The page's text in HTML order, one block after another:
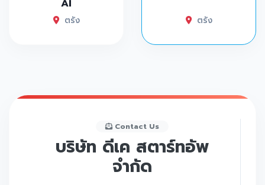
AI
ตรัง ตรัง
Contact Us
บริษัท ดีเค สตาร์ทอัพ
จำกัด